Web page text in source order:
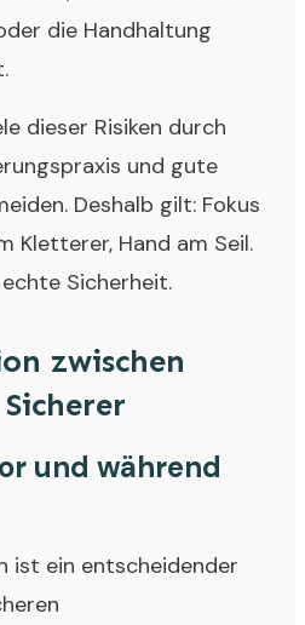
die Handhaltung
dieser Risiken durch
und gute
Deshalb gilt: Fokus
Kletterer, Hand am Seil.
Sicherheit.
zwischen
und während
ist ein entscheidender